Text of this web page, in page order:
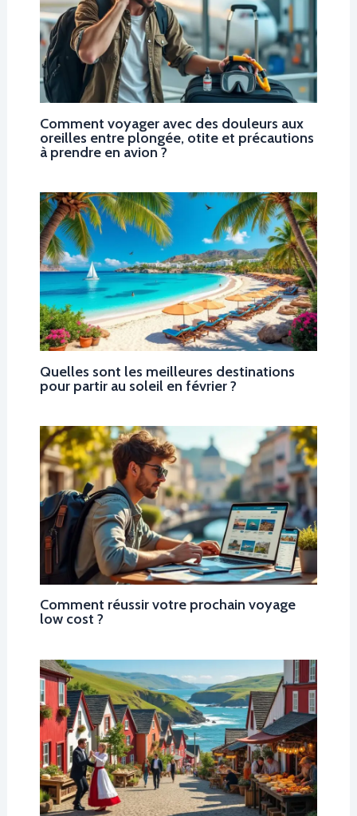
Comment voyager avec des douleurs aux
oreilles entre plongée, otite et précautions
à prendre en avion ?
Quelles sont les meilleures destinations
pour partir au soleil en février ?
Comment réussir votre prochain voyage
low cost ?